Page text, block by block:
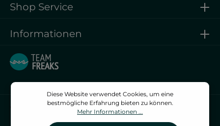
Vertrag widerrufen
Shop Service
Informationen
Diese Website verwendet Cookies, um eine
bestmögliche Erfahrung bieten zu können.
Mehr Informationen ...